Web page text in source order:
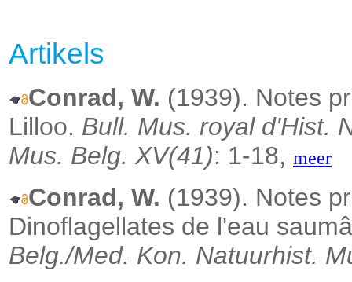
Artikels
Conrad, W. (1939). Notes
Lilloo. Bull. Mus. royal d'Hist.
Mus. Belg. XV(41): 1-18, meer
Conrad, W. (1939). Notes
Dinoflagellates de l'eau
Belg./Med. Kon. Natuurhist.